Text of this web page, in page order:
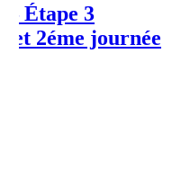
– Étape 3
et 2éme journée